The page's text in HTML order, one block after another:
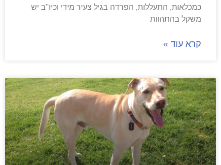
כמכלאות, התעללות, הפרדה בגיל צעיר מידי וכיו"ב יש
משקל בהתהוות
קרא עוד »